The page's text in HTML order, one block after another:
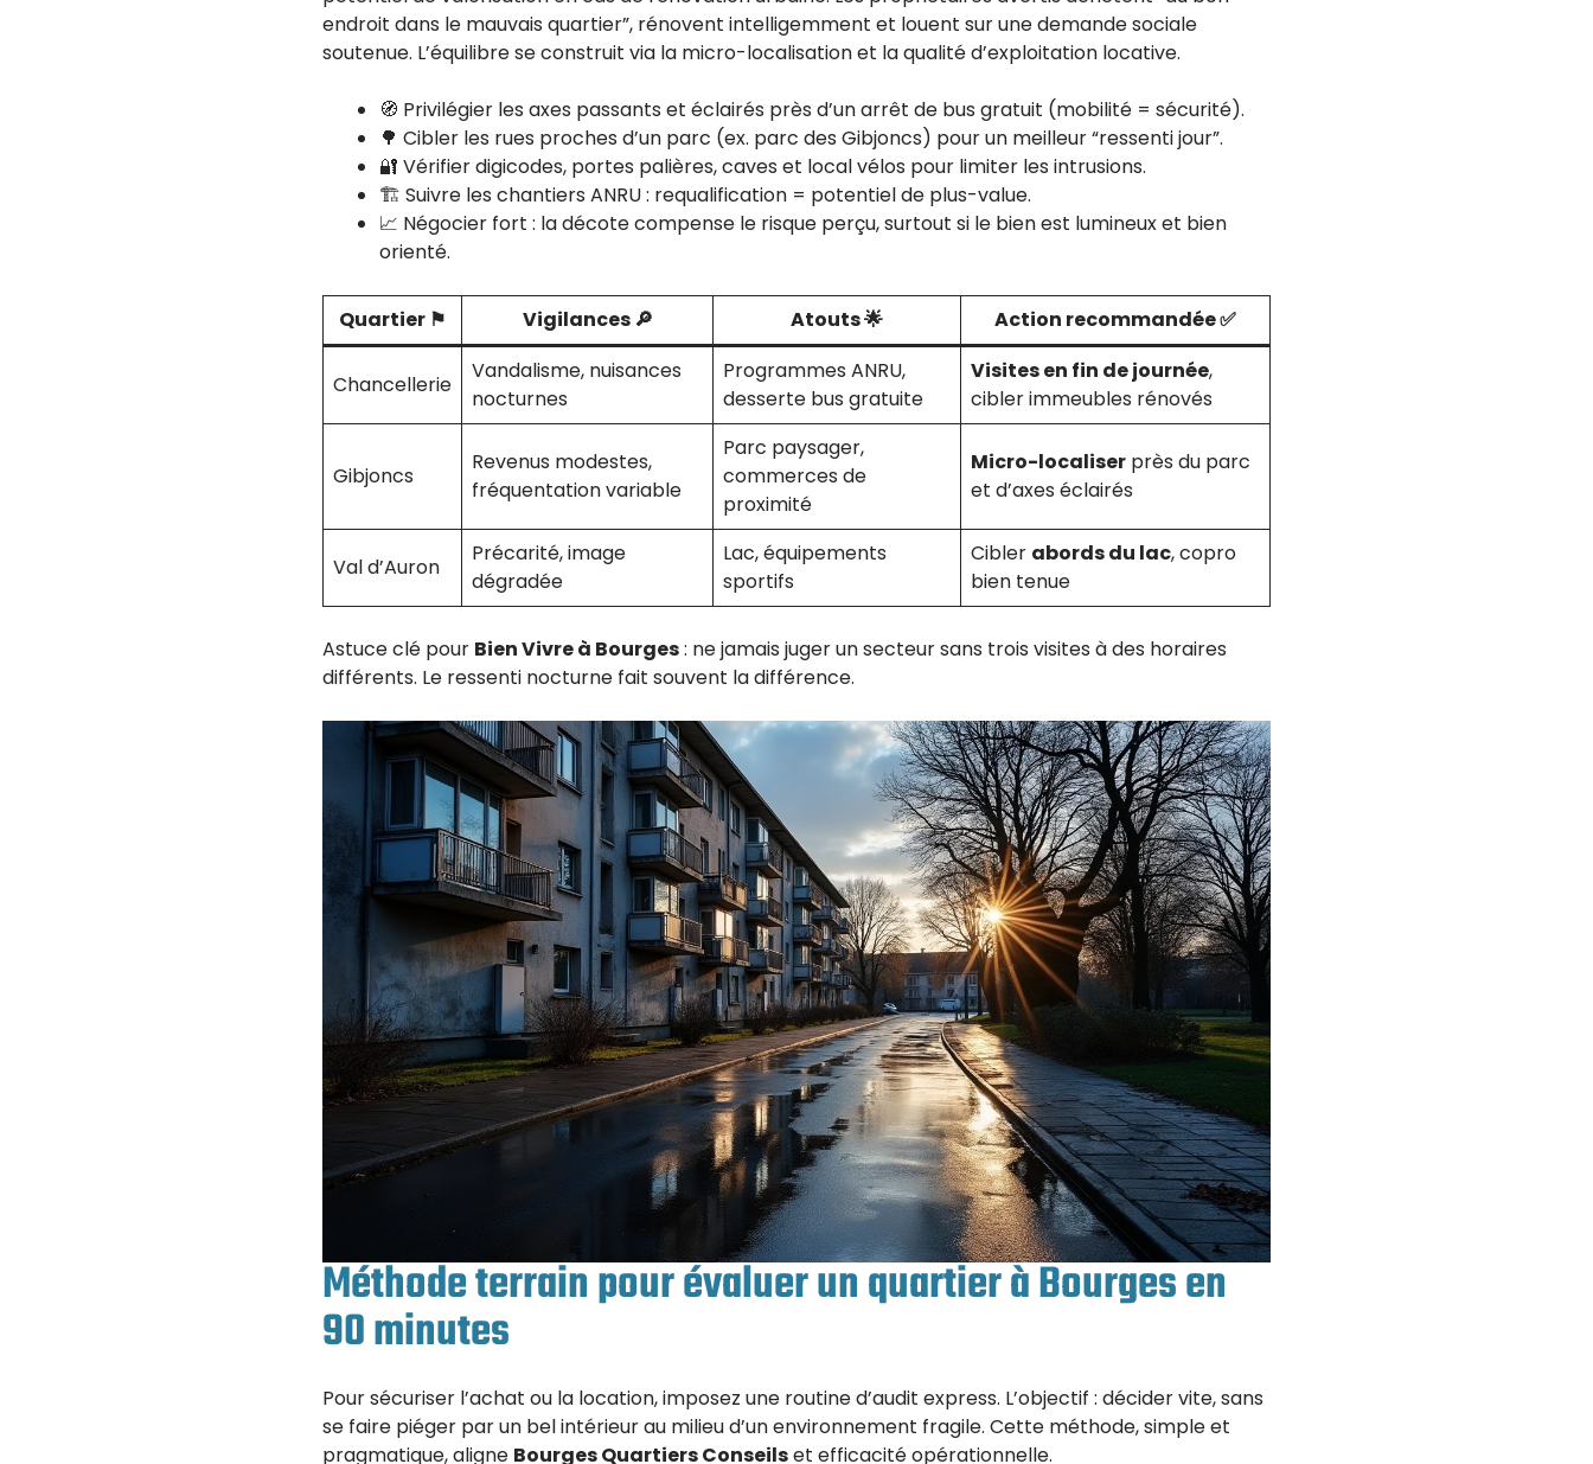
endroit dans le mauvais quartier”, rénovent intelligemment et louent sur une demande sociale
soutenue. L’équilibre se construit via la micro-localisation et la qualité d’exploitation locative.
🧭 Privilégier les axes passants et éclairés près d’un arrêt de bus gratuit (mobilité = sécurité).
🌳 Cibler les rues proches d’un parc (ex. parc des Gibjoncs) pour un meilleur “ressenti jour”.
🔐 Vérifier digicodes, portes palières, caves et local vélos pour limiter les intrusions.
🏗️ Suivre les chantiers ANRU : requalification = potentiel de plus-value.
📈 Négocier fort : la décote compense le risque perçu, surtout si le bien est lumineux et bien
orienté.
Quartier ⚑ Vigilances 🔎 Atouts 🌟 Action recommandée ✅
Chancellerie
Vandalisme, nuisances
nocturnes
Programmes ANRU,
desserte bus gratuite
Visites en fin de journée,
cibler immeubles rénovés
Gibjoncs
Revenus modestes,
fréquentation variable
Parc paysager,
commerces de
proximité
Micro-localiser près du parc
et d’axes éclairés
Val d’Auron
Précarité, image
dégradée
Lac, équipements
sportifs
Cibler abords du lac, copro
bien tenue
Astuce clé pour Bien Vivre à Bourges: ne jamais juger un secteur sans trois visites à des horaires
différents. Le ressenti nocturne fait souvent la différence.
Méthode terrain pour évaluer un quartier à Bourges en
90 minutes
Pour sécuriser l’achat ou la location, imposez une routine d’audit express. L’objectif : décider vite, sans
se faire piéger par un bel intérieur au milieu d’un environnement fragile. Cette méthode, simple et
pragmatique, aligne Bourges Quartiers Conseilset efficacité opérationnelle.